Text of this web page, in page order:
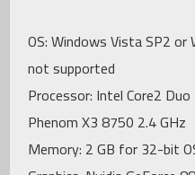
OS: Windows Vista SP2
not supported
Processor: Intel Core2
Phenom X3 8750 2.4 GHz
Memory: 2 GB for 32-bit